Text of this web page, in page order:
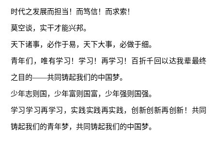
时代之发展而担当！而笃信！而求索！
莫空谈，实干才能兴邦。
天下诸事，必作于易，天下大事，必做于细。
青年们，唯有学习！学习！再学习！百折千回以达我辈最终
之目的——共同铸起我们的中国梦。
少年志则国，少年富则国富，少年强则国强。
学习学习再学习，实践实践再实践，创新创新再创新！共同
铸起我们的青年梦，共同铸起我们的中国梦。